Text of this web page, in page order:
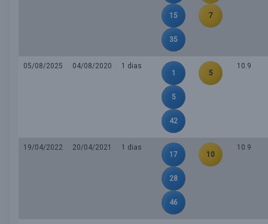
15
35
7
05/08/2025 04/08/2020
1 dias
1
5
42
5
10.9
19/04/2022 20/04/2021
1 dias
17
28
46
10
10.9